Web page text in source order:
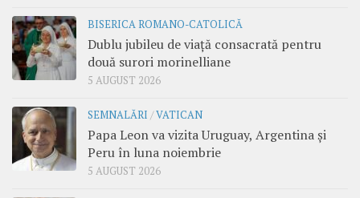
BISERICA ROMANO-CATOLICĂ
Dublu jubileu de viață consacrată pentru
două surori morinelliane
5 AUGUST 2026
SEMNALĂRI /VATICAN
Papa Leon va vizita Uruguay, Argentina și
Peru în luna noiembrie
5 AUGUST 2026